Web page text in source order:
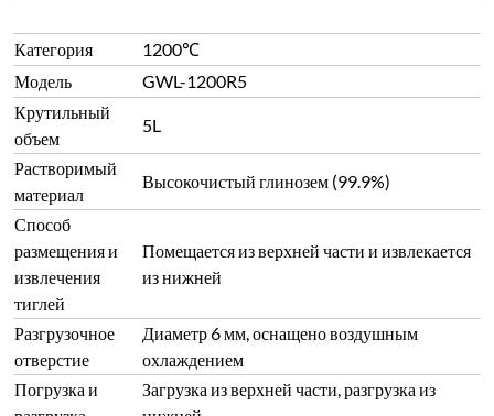
Категория
1200℃
Модель
GWL-1200R5
Крутильный
объем
5L
Растворимый
материал
Высокочистый глинозем (99.9%)
Способ
размещения и
извлечения
тиглей
Помещается из верхней части и извлекается
из нижней
Разгрузочное
отверстие
Диаметр 6 мм, оснащено воздушным
охлаждением
Погрузка и
Загрузка из верхней части, разгрузка из